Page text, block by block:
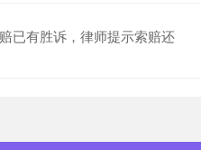
已有胜诉，律师提示索赔还